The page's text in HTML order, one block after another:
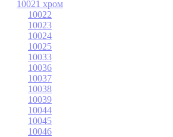
10021 хром
10022
10023
10024
10025
10033
10036
10037
10038
10039
10044
10045
10046